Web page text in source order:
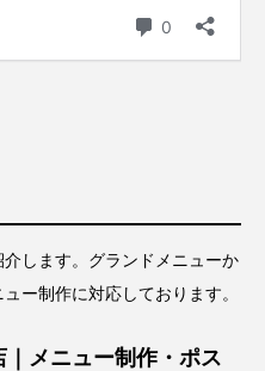
します。グランドメニューか
ー制作に対応しております。
メニュー制作・ポス